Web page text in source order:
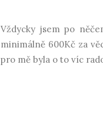
Vždycky jsem po
minimálně 600Kč za
pro mě byla o to víc